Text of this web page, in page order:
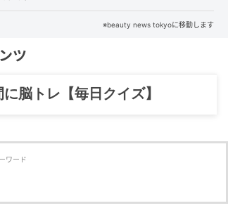
※beauty news tokyoに移動します
ツ
、読めます。
ワード